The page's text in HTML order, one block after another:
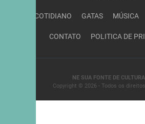
COTIDIANO GATAS MÚSICA
CONTATO POLITICA DE
NE SUA FONTE DE
Copyright © 2026 - Todos os